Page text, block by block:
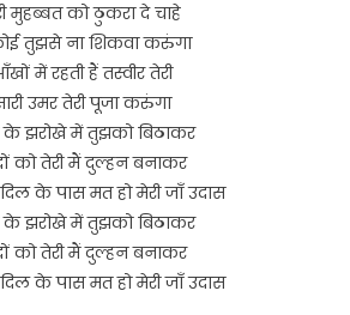
मुहब्बत को ठुकरा दे चाहे
तुझसे ना शिकवा करुंगा
में रहती हैं तस्वीर तेरी
उमर तेरी पूजा करुंगा
के झरोखे में तुझको बिठाकर
को तेरी मैं दुल्हन बनाकर
के पास मत हो मेरी जाँ उदास
के झरोखे में तुझको बिठाकर
को तेरी मैं दुल्हन बनाकर
के पास मत हो मेरी जाँ उदास